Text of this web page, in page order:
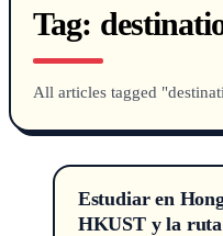
Tag:
All articles tagged
Estudiar en
HKUST y la ruta